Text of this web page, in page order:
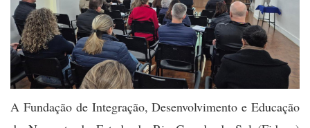
A Fundação de Integração, Desenvolvimento e Educação